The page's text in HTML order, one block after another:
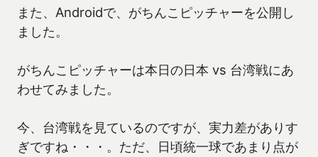
また、Androidで、がちんこピッチャーを公開し
ました。
がちんこピッチャーは本日の日本 vs 台湾戦にあ
わせてみました。
今、台湾戦を見ているのですが、実力差がありす
ぎですね・・・。ただ、日頃統一球であまり点が